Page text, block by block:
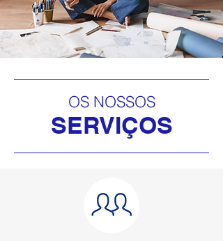
OS NOSSOS
SERVIÇOS